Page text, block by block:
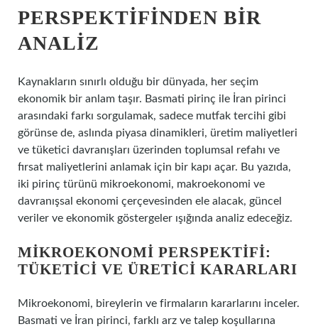
PERSPEKTIFINDEN BIR
ANALIZ
Kaynakların sınırlı olduğu bir dünyada, her seçim
ekonomik bir anlam taşır. Basmati pirinç ile İran pirinci
arasındaki farkı sorgulamak, sadece mutfak tercihi gibi
görünse de, aslında piyasa dinamikleri, üretim maliyetleri
ve tüketici davranışları üzerinden toplumsal refahı ve
fırsat maliyetlerini anlamak için bir kapı açar. Bu yazıda,
iki pirinç türünü mikroekonomi, makroekonomi ve
davranışsal ekonomi çerçevesinden ele alacak, güncel
veriler ve ekonomik göstergeler ışığında analiz edeceğiz.
MIKROEKONOMI PERSPEKTIFI:
TÜKETICI VE ÜRETICI KARARLARI
Mikroekonomi, bireylerin ve firmaların kararlarını inceler.
Basmati ve İran pirinci, farklı arz ve talep koşullarına